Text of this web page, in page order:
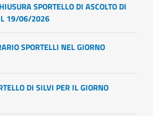
SPORTELLO DI ASCOLTO DI
19/06/2026
SPORTELLI NEL GIORNO
DI SILVI PER IL GIORNO